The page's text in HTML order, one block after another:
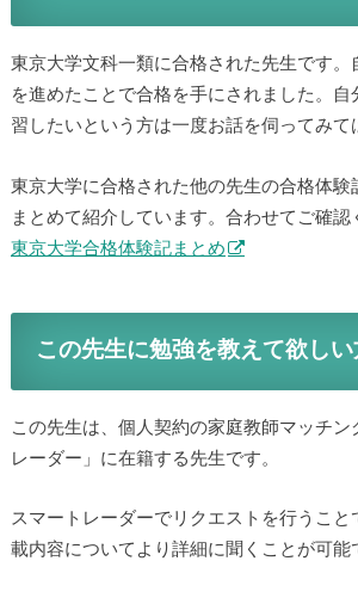
東京大学文科一類に合格された先生です。
を進めたことで合格を手にされました。自
習したいという方は一度お話を伺ってみて
東京大学に合格された他の先生の合格体験
まとめて紹介しています。合わせてご確認
東京大学合格体験記まとめ
この先生に勉強を教えて欲し
この先生は、個人契約の家庭教師マッチン
レーダー」に在籍する先生です。
スマートレーダーでリクエストを行うこ
載内容についてより詳細に聞くことが可能